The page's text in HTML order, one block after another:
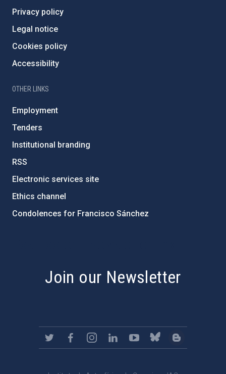
Privacy policy
Legal notice
Cookies policy
Accessibility
OTHER LINKS
Employment
Tenders
Institutional branding
RSS
Electronic services site
Ethics channel
Condolences for Francisco Sánchez
Join our Newsletter